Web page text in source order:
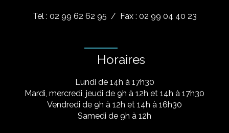
Tel : 02 99 62 62 95 / Fax : 02 99 04 40 23
Horaires
Lundi de 14h à 17h30
Mardi, mercredi, jeudi de 9h à 12h et 14h à 17h30
Vendredi de 9h à 12h et 14h à 16h30
Samedi de 9h à 12h